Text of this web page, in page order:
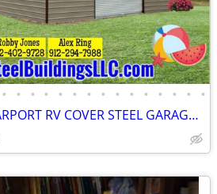
• • • • • • • • • • • • • • •
METAL BUILDINGS CARPORT RV COVER STEEL GARAGE METAL BUILDING POLE BARN